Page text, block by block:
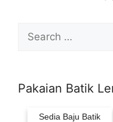
for:
Pakaian Batik
Sedia Baju Batik